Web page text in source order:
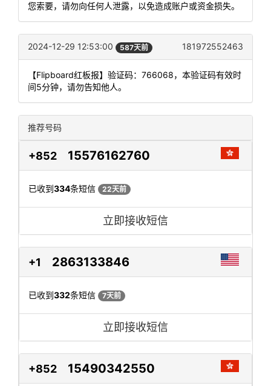
您索要，请勿向任何人泄露，以免造成账户或资金损失。
2024-12-29 12:53:00 587天前 181972552463
【Flipboard红板报】验证码：766068，本验证码有效时
间5分钟，请勿告知他人。
推荐号码
+852 15576162760
已收到334条短信 22天前
立即接收短信
+1 2863133846
已收到332条短信 7天前
立即接收短信
+852 15490342550